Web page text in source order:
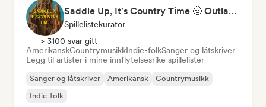
Saddle Up, It's Country Time 🤠 Outlaw Country, Americana & Country Rock
Spillelistekurator
> 3100 svar gitt
AmerikanskCountrymusikkIndie-folkSanger og låtskriver
Legg til artister i mine innflytelsesrike spillelister
Sanger og låtskriver Amerikansk
Countrymusikk
Indie-folk